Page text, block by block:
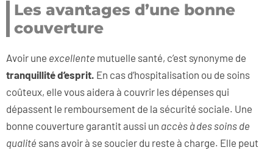
Les avantages d’une bonne
couverture
Avoir une excellente mutuelle santé, c’est synonyme de
tranquillité d’esprit. En cas d’hospitalisation ou de soins
coûteux, elle vous aidera à couvrir les dépenses qui
dépassent le remboursement de la sécurité sociale. Une
bonne couverture garantit aussi un accès à des soins de
qualité sans avoir à se soucier du reste à charge. Elle peut